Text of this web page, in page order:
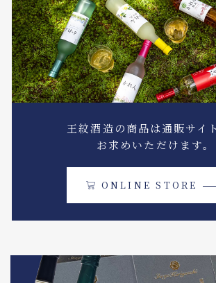
王紋酒造の商品は通販サイ
お求めいただけます。
ONLINE STORE